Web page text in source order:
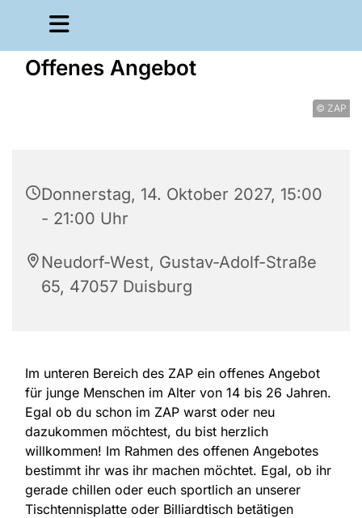
Offenes Angebot
© ZAP
Donnerstag, 14. Oktober 2027, 15:00
- 21:00 Uhr
Neudorf-West, Gustav-Adolf-Straße
65, 47057 Duisburg
Im unteren Bereich des ZAP ein offenes Angebot
für junge Menschen im Alter von 14 bis 26 Jahren.
Egal ob du schon im ZAP warst oder neu
dazukommen möchtest, du bist herzlich
willkommen! Im Rahmen des offenen Angebotes
bestimmt ihr was ihr machen möchtet. Egal, ob ihr
gerade chillen oder euch sportlich an unserer
Tischtennisplatte oder Billiardtisch betätigen